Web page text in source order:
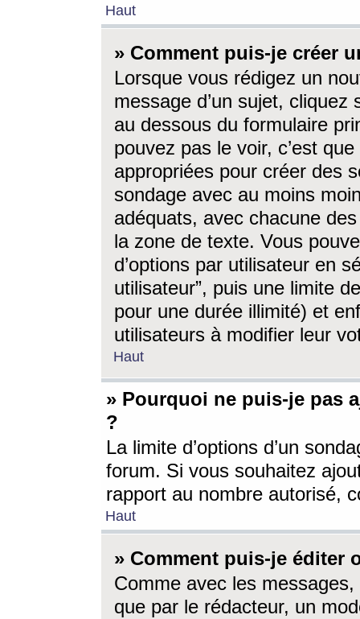
Haut
» Comment puis-je créer
Lorsque vous rédigez un
message d’un sujet, cliquez
au dessous du formulaire
pouvez pas le voir, c’est
appropriées pour créer des
sondage avec au moins
adéquats, avec chacune
la zone de texte. Vous
d’options par utilisateur en
utilisateur”, puis une limite
pour une durée illimité) et
utilisateurs à modifier leur
Haut
» Pourquoi ne puis-je pas
?
La limite d’options d’un
forum. Si vous souhaitez
rapport au nombre autorisé,
Haut
» Comment puis-je éditer
Comme avec les
que par le rédacteur, un